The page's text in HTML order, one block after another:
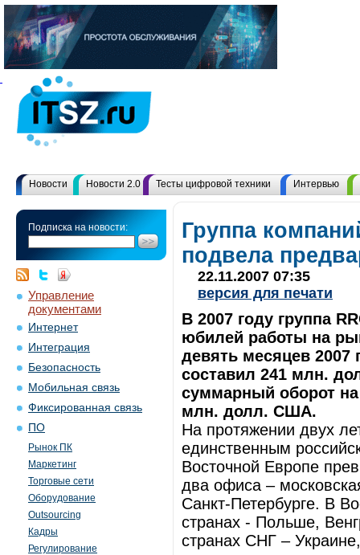
Новости Новости 2.0 Тесты цифровой техники Интервью
Подписка на новости:
Управление
документами
Интернет
Интеграция
Безопасность
Мобильная связь
Фиксированная связь
ПО
Рынок ПК
Маркетинг
Торговые сети
Оборудование
Outsourcing
Кадры
Регулирование
Группа
подвела
22.11.2007 07:35
версия для печати
В 2007 году группа
юбилей работы на
девять месяцев 2007
составил 241 млн.
суммарный оборот на
млн. долл. США.
На протяжении двух
единственным
Восточной Европе
два офиса –
Санкт-Петербурге. В
странах - Польше,
странах СНГ –